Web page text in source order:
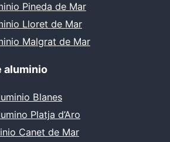
Pineda de Mar
Lloret de Mar
Malgrat de Mar
aluminio
Blanes
Platja d’Aro
Canet de Mar